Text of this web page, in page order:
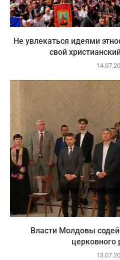
Не увлекаться идеями
свой
Власти Молдовы
церковного